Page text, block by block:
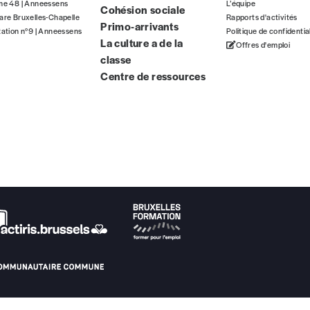
commandez au numéro.
papier ou numérique.
IBAN BE34 0010 7305 2190
moment, même après avoir reçu plusieurs numéros. Ce
Par numéro
48 | Anneessens
Bruxelles-Chapelle
n°9 | Anneessens
Cohésion sociale
Primo-arrivants
La culture a de la
classe
Centre de ressources
L’équipe
Rapports d'activités
Politique de
Offres d'emploi